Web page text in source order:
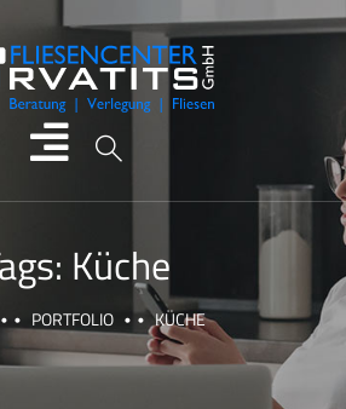
Küche
PORTFOLIO KÜCHE